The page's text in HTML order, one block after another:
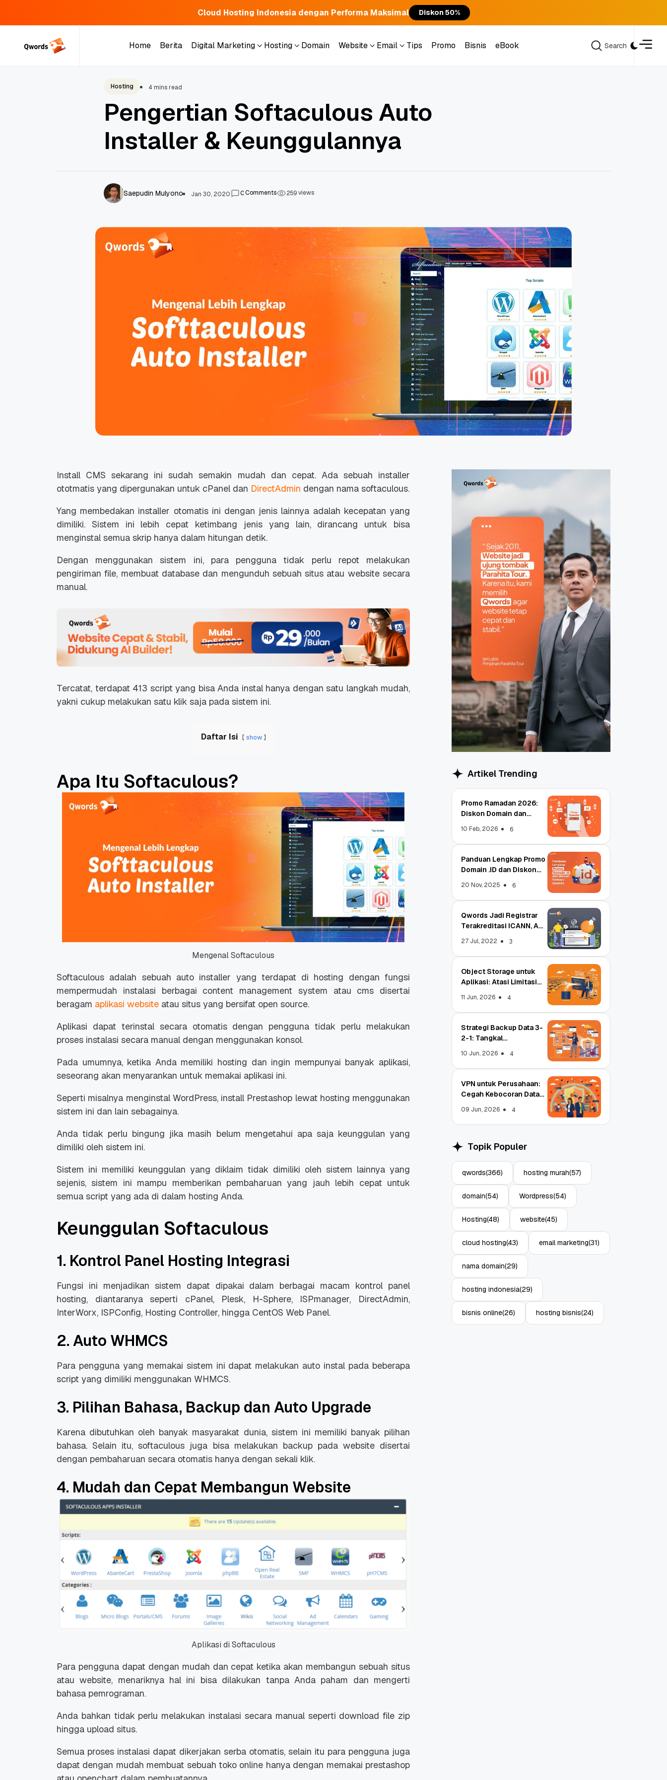
Cloud Hosting Indonesia dengan Performa Maksimal Diskon 50%
Home
Berita
Digital Marketing
Hosting
Domain
Website
Email
Tips
Promo
Bisnis
eBook
Search
Promo Ramadan 2026:
Diskon Domain dan
Panduan Lengkap Promo
Domain .ID dan Diskon
Qwords Jadi Registrar
Object Storage untuk
Aplikasi: Atasi Limitasi
Media
Hosting 4 mins read
Pengertian Softaculous Auto
Installer & Keunggulannya
Saepudin Mulyono Jan 30, 2020 0Comments 259views
Install CMS sekarang ini sudah semakin mudah dan cepat. Ada sebuah installer
ototmatis yang dipergunakan untuk cPanel dan DirectAdmin dengan nama softaculous.
Yang membedakan installer otomatis ini dengan jenis lainnya adalah kecepatan yang
dimiliki. Sistem ini lebih cepat ketimbang jenis yang lain, dirancang untuk bisa
menginstal semua skrip hanya dalam hitungan detik.
Dengan menggunakan sistem ini, para pengguna tidak perlu repot melakukan
pengiriman file, membuat database dan mengunduh sebuah situs atau website secara
manual.
Tercatat, terdapat 413 script yang bisa Anda instal hanya dengan satu langkah mudah,
yakni cukup melakukan satu klik saja pada sistem ini.
Daftar Isi show
Apa Itu Softaculous?
Mengenal Softaculous
Softaculous adalah sebuah auto installer yang terdapat di hosting dengan fungsi
mempermudah instalasi berbagai content management system atau cms disertai
beragam aplikasi website atau situs yang bersifat open source.
Aplikasi dapat terinstal secara otomatis dengan pengguna tidak perlu melakukan
proses instalasi secara manual dengan menggunakan konsol.
Pada umumnya, ketika Anda memiliki hosting dan ingin mempunyai banyak aplikasi,
seseorang akan menyarankan untuk memakai aplikasi ini.
Seperti misalnya menginstal WordPress, install Prestashop lewat hosting menggunakan
sistem ini dan lain sebagainya.
Anda tidak perlu bingung jika masih belum mengetahui apa saja keunggulan yang
dimiliki oleh sistem ini.
Sistem ini memiliki keunggulan yang diklaim tidak dimiliki oleh sistem lainnya yang
sejenis, sistem ini mampu memberikan pembaharuan yang jauh lebih cepat untuk
semua script yang ada di dalam hosting Anda.
Keunggulan Softaculous
1. Kontrol Panel Hosting Integrasi
Fungsi ini menjadikan sistem dapat dipakai dalam berbagai macam kontrol panel
hosting, diantaranya seperti cPanel, Plesk, H-Sphere, ISPmanager, DirectAdmin,
InterWorx, ISPConfig, Hosting Controller, hingga CentOS Web Panel.
2. Auto WHMCS
Para pengguna yang memakai sistem ini dapat melakukan auto instal pada beberapa
script yang dimiliki menggunakan WHMCS.
3. Pilihan Bahasa, Backup dan Auto Upgrade
Karena dibutuhkan oleh banyak masyarakat dunia, sistem ini memiliki banyak pilihan
bahasa. Selain itu, softaculous juga bisa melakukan backup pada website disertai
dengan pembaharuan secara otomatis hanya dengan sekali klik.
4. Mudah dan Cepat Membangun Website
Aplikasi di Softaculous
Para pengguna dapat dengan mudah dan cepat ketika akan membangun sebuah situs
atau website, menariknya hal ini bisa dilakukan tanpa Anda paham dan mengerti
bahasa pemrograman.
Anda bahkan tidak perlu melakukan instalasi secara manual seperti download file zip
hingga upload situs.
Semua proses instalasi dapat dikerjakan serba otomatis, selain itu para pengguna juga
dapat dengan mudah membuat sebuah toko online hanya dengan memakai prestashop
Artikel Trending
Promo Ramadan 2026:
Diskon Domain dan
10 Feb, 2026 6
Panduan Lengkap Promo
Domain .ID dan Diskon
20 Nov, 2025 6
Qwords Jadi Registrar
Terakreditasi ICANN, Apa
27 Jul, 2022 3
Object Storage untuk
Aplikasi: Atasi Limitasi
11 Jun, 2026 4
Strategi Backup Data 3-
2-1: Tangkal
10 Jun, 2026 4
VPN untuk Perusahaan:
Cegah Kebocoran Data
09 Jun, 2026 4
Topik Populer
qwords(366) hosting murah(57)
domain(54) Wordpress(54)
Hosting(48) website(45)
cloud hosting(43) email marketing(31)
nama domain(29)
hosting indonesia(29)
bisnis online(26) hosting bisnis(24)